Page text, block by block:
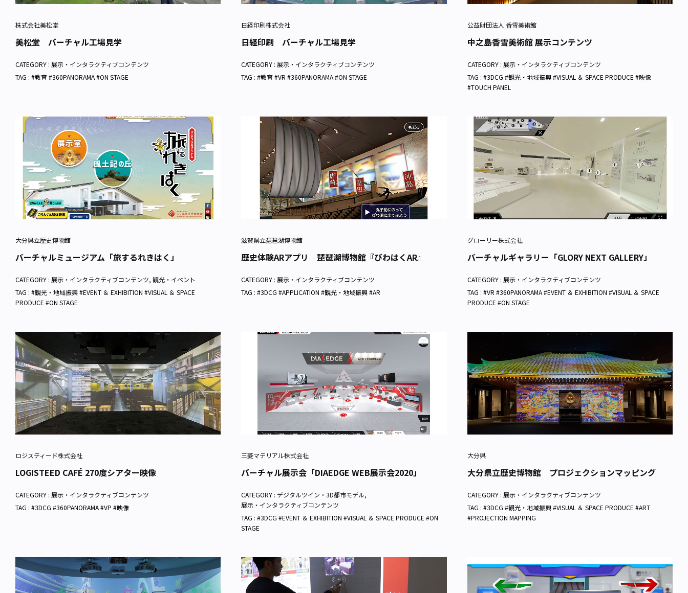
株式会社美松堂
美松堂 バーチャル工場見学
CATEGORY : 展示・インタラクティブコンテンツ
TAG : #教育 #360PANORAMA #ON STAGE
日経印刷株式会社
日経印刷 バーチャル工場見学
CATEGORY : 展示・インタラクティブコンテンツ
TAG : #教育 #VR #360PANORAMA #ON STAGE
公益財団法人 香雪美術館
中之島香雪美術館 展示コンテンツ
CATEGORY : 展示・インタラクティブコンテンツ
TAG : #3DCG #観光・地域振興 #VISUAL ＆ SPACE PRODUCE #映像
#TOUCH PANEL
大分県立歴史博物館
バーチャルミュージアム「旅するれきはく」
CATEGORY : 展示・インタラクティブコンテンツ, 観光・イベント
TAG : #観光・地域振興 #EVENT ＆ EXHIBITION #VISUAL ＆ SPACE
PRODUCE #ON STAGE
滋賀県立琵琶湖博物館
歴史体験ARアプリ 琵琶湖博物館『びわはくAR』
CATEGORY : 展示・インタラクティブコンテンツ
TAG : #3DCG #APPLICATION #観光・地域振興 #AR
グローリー株式会社
バーチャルギャラリー「GLORY NEXT GALLERY」
CATEGORY : 展示・インタラクティブコンテンツ
TAG : #VR #360PANORAMA #EVENT ＆ EXHIBITION #VISUAL ＆ SPACE
PRODUCE #ON STAGE
ロジスティード株式会社
LOGISTEED CAFÉ 270度シアター映像
CATEGORY : 展示・インタラクティブコンテンツ
TAG : #3DCG #360PANORAMA #VP #映像
三菱マテリアル株式会社
バーチャル展示会「DIAEDGE WEB展示会2020」
CATEGORY : デジタルツイン・3D都市モデル,
展示・インタラクティブコンテンツ
TAG : #3DCG #EVENT ＆ EXHIBITION #VISUAL ＆ SPACE PRODUCE #ON
STAGE
大分県
大分県立歴史博物館 プロジェクションマッピング
CATEGORY : 展示・インタラクティブコンテンツ
TAG : #3DCG #観光・地域振興 #VISUAL ＆ SPACE PRODUCE #ART
#PROJECTION MAPPING